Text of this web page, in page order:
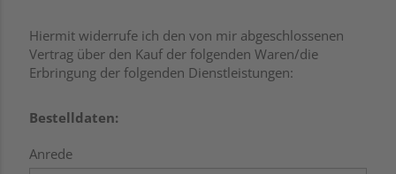
Hiermit widerrufe ich den von mir abgeschlossenen
Vertrag über den Kauf der folgenden Waren/die
Erbringung der folgenden Dienstleistungen:
Bestelldaten:
Anrede